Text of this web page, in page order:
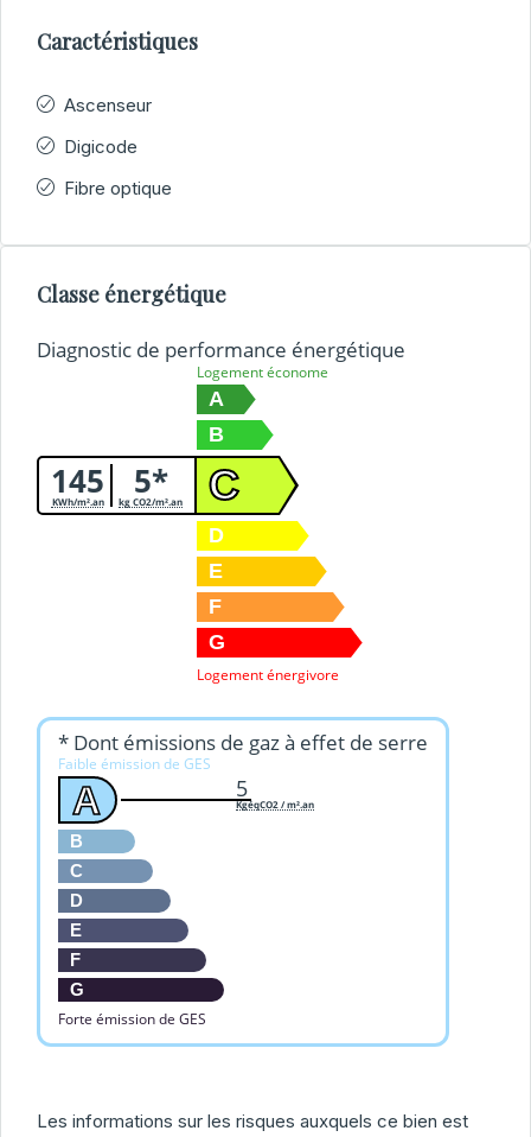
Caractéristiques
Ascenseur
Digicode
Fibre optique
Classe énergétique
Diagnostic de performance énergétique
145
KWh/m².an 5*
kg CO2/m².an
Logement économe
A
B
C
D
E
F
G
Logement énergivore
* Dont émissions de gaz à effet de serre
Faible émission de GES
A
B
C
D
E
F
G
Forte émission de GES
5
KgéqCO2 / m².an
Les informations sur les risques auxquels ce bien est